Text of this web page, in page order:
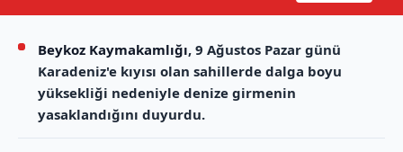
Beykoz Kaymakamlığı, 9 Ağustos Pazar günü
Karadeniz'e kıyısı olan sahillerde dalga boyu
yüksekliği nedeniyle denize girmenin
yasaklandığını duyurdu.